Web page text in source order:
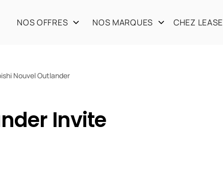
NOS OFFRES NOS MARQUES CHEZ LEASE
Nouvel Outlander
Invite